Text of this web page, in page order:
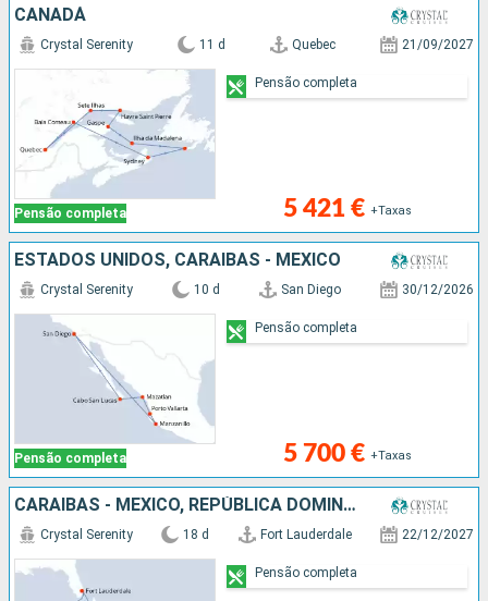
CANADÁ
Pensão completa
Crystal Serenity 11 d Quebec 21/09/2027
5 421 € +Taxas
Pensão completa
ESTADOS UNIDOS, CARAIBAS - MEXICO
Pensão completa
Crystal Serenity 10 d San Diego 30/12/2026
5 700 € +Taxas
Pensão completa
CARAIBAS - MEXICO, REPÚBLICA DOMINICANA, ESTADOS UNIDOS, SANTA LÚCIA, CAIMÃO (ILHAS), JAMAICA, MARTINICA, PORTO RICO, GUADALUPE, JOST VAN DYKE, TORTOLA
Crystal Serenity 18 d Fort Lauderdale 22/12/2027
Pensão completa